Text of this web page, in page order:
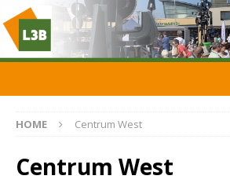
HOME Centrum West
Centrum West